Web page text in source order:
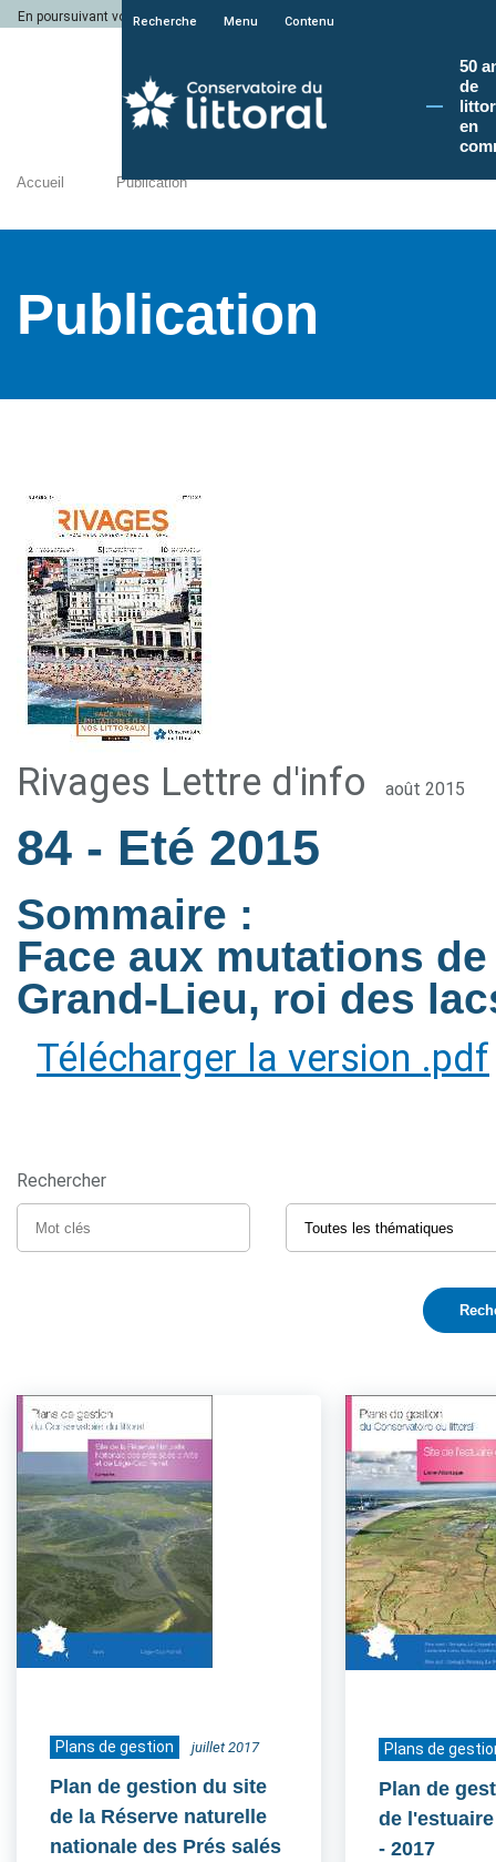
En poursuivant votre navigation sur le site du Conservatoire du littoral, vous
Recherche Menu Contenu
50
de
en
Accueil Publication
Publication
Rivages Lettre d'info août 2015
84 - Eté 2015
Sommaire :
Face aux mutations
Grand-Lieu, roi des
Télécharger la version .pdf
Rechercher
Plans de gestion juillet 2017
Plan de gestion du site
de la Réserve naturelle
nationale des Prés salés
Plans de
Plan de
de
- 2017